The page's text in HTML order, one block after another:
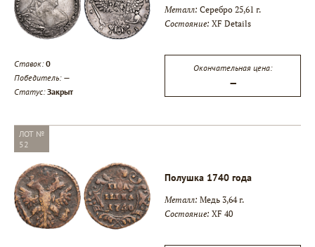
Металл: Серебро 25,61 г.
Состояние: XF Details
Ставок:0
Победитель: —
Статус:Закрыт
Окончательная цена:
—
ЛОТ №
52
Полушка 1740 года
Металл: Медь 3,64 г.
Состояние: XF 40